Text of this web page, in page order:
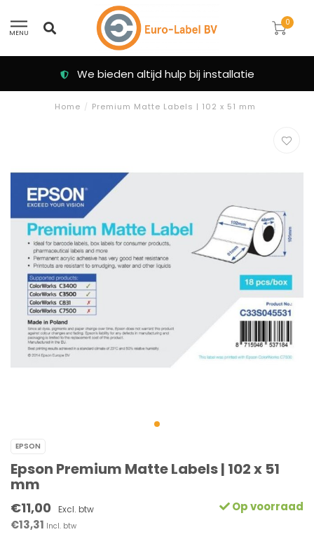
MENU
0
We bieden altijd hulp bij installatie
Home / Premium Matte Labels | 102 x 51 mm
EPSON
Epson Premium Matte Labels | 102 x 51
mm
€11,00 Excl. btw
€13,31 Incl. btw
Op voorraad